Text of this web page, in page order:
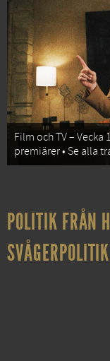
Film och TV –
premiärer • Se alla
POLITIK FRÅN